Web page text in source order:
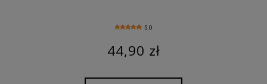
5.0
44,90 zł